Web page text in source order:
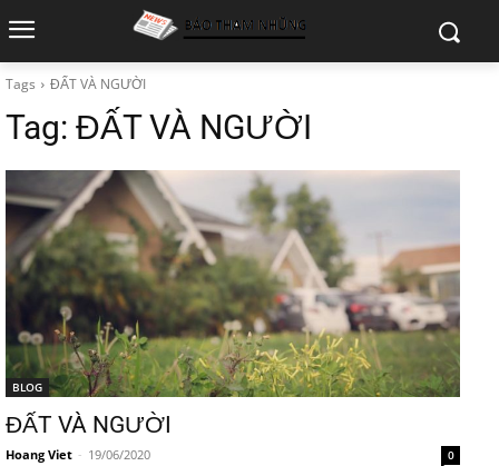
Tags ĐẤT VÀ NGƯỜI
Tag: ĐẤT VÀ NGƯỜI
BLOG
ĐẤT VÀ NGƯỜI
Hoang Viet - 19/06/2020 0